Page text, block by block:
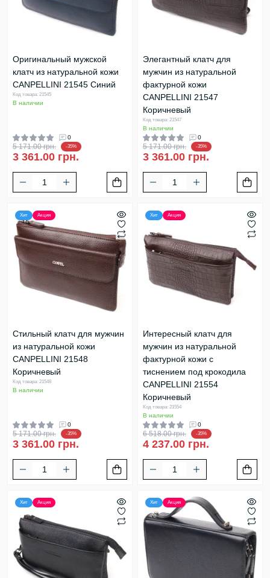
Оригинальный мужской
клатч из натуральной кожи
CANPELLINI 21545 Синий
Код товара: 21545
В наличии
0
5 171.00 грн. -35%
3 361.00 грн.
Элегантный клатч для
мужчин из натуральной
фактурной кожи
CANPELLINI 21547
Коричневый
Код товара: 21547
В наличии
0
5 171.00 грн. -35%
3 361.00 грн.
Хит Акция
Стильный клатч для мужчин
из натуральной кожи
CANPELLINI 21548
Коричневый
Код товара: 21548
В наличии
0
5 171.00 грн. -35%
3 361.00 грн.
Хит Акция
Интересный клатч для
мужчин из натуральной
фактурной кожи с
тиснением под крокодила
CANPELLINI 21554
Коричневый
Код товара: 21554
В наличии
0
6 518.00 грн. -35%
4 237.00 грн.
Хит Акция Хит Акция